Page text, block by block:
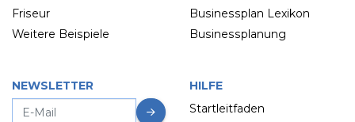
Friseur
Weitere Beispiele
Businessplan Lexikon
Businessplanung
NEWSLETTER
HILFE
Startleitfaden